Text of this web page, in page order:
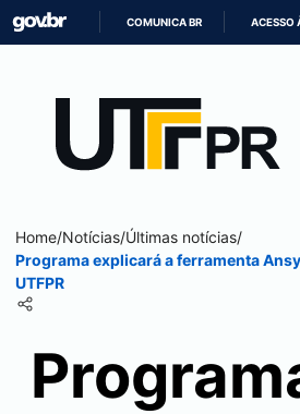
CONTEÚDO
COMUNICA BR ACESSO
Home/Notícias/Últimas notícias/
Programa explicará a ferramenta
UTFPR